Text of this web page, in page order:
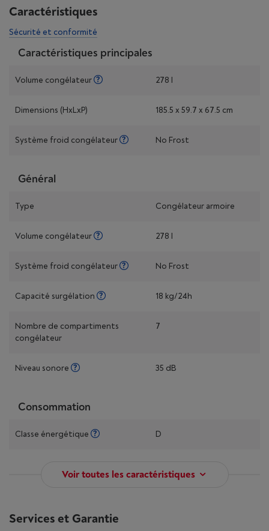
Caractéristiques
Sécurité et conformité
Caractéristiques principales
Volume congélateur 278 l
Dimensions (HxLxP) 185.5 x 59.7 x 67.5 cm
Système froid congélateur No Frost
Général
Type Congélateur armoire
Volume congélateur 278 l
Système froid congélateur No Frost
Capacité surgélation 18 kg/24h
Nombre de compartiments
congélateur
7
Niveau sonore 35 dB
Consommation
Classe énergétique D
Voir toutes les caractéristiques
Services et Garantie